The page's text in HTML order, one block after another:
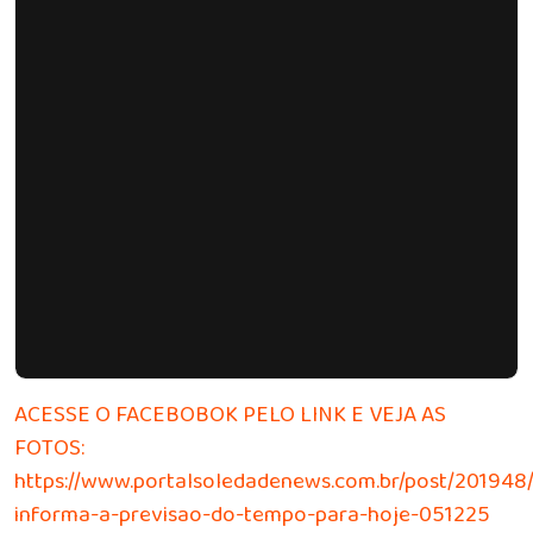
ACESSE O FACEBOBOK PELO LINK E VEJA AS
FOTOS:
https://www.portalsoledadenews.com.br/post/
informa-a-previsao-do-tempo-para-hoje-051225